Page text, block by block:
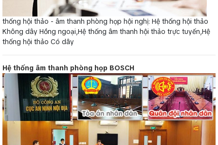
thống hội thảo - âm thanh phòng họp hội nghị: Hệ thống hội thảo
Không dây Hồng ngoại,Hệ thống âm thanh hội thảo trực tuyến,Hệ
thống hội thảo Có dây
Hệ thống âm thanh phòng họp BOSCH